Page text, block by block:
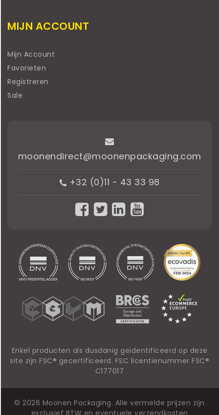
MIJN ACCOUNT
Mijn Account
Favorieten
Registreren
Sale
moonendirect@moonenpackaging.com
+32 (0)11 - 43 33 98
Enkel producten als dusdanig geïdentificeerd op deze
site zijn FSC® gecertificeerd. FSC licentienummer FSC®
C177017
© 2026 Moonen Packaging. Alle vermelde prijzen zijn